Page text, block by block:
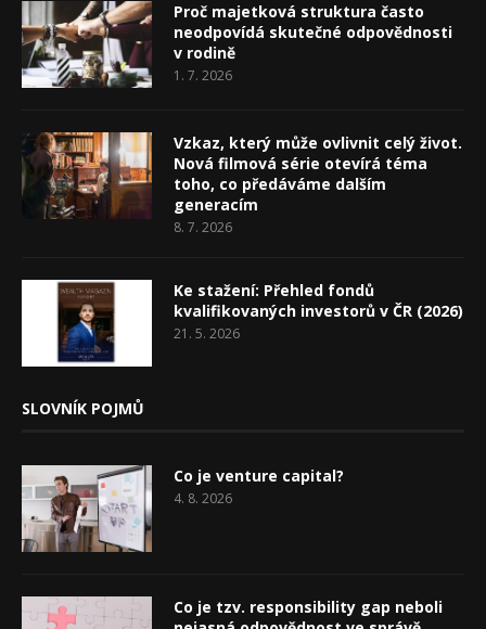
Proč majetková struktura často
neodpovídá skutečné odpovědnosti
v rodině
1. 7. 2026
Vzkaz, který může ovlivnit celý život.
Nová filmová série otevírá téma
toho, co předáváme dalším
generacím
8. 7. 2026
Ke stažení: Přehled fondů
kvalifikovaných investorů v ČR (2026)
21. 5. 2026
SLOVNÍK POJMŮ
Co je venture capital?
4. 8. 2026
Co je tzv. responsibility gap neboli